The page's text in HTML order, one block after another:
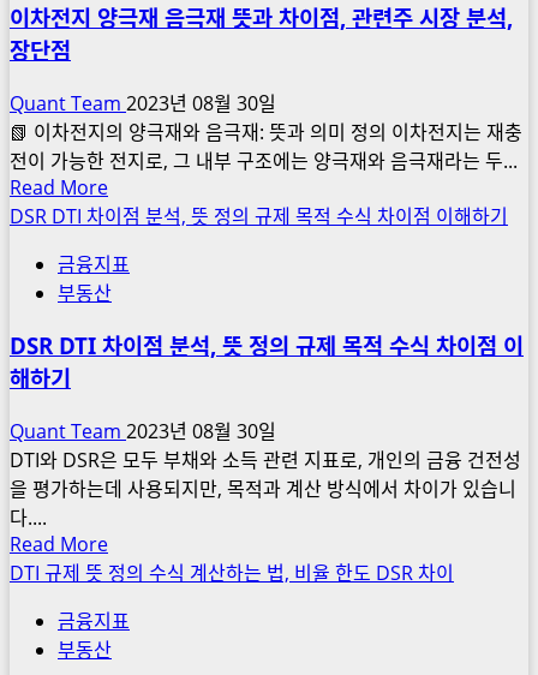
낮
유
및
감
소
추
이
분
한
제
와
출
율
상
관
계
이차전지 양극재 음극재 뜻과 차이점, 관련주 시장 분석,
장단점
Quant Team 2023년 08월 30일
📗 이차전지의 양극재와 음극재: 뜻과 의미 정의 이차전지는 재충
전이 가능한 전지로, 그 내부 구조에는 양극재와 음극재라는 두...
Read MoreRead
more
이
차
지
재
음
극
뜻
과
차
이
DSR DTI 차이점 분석, 뜻 정의 규제 목적 수식 차이점 이해하기
금융지표
부동산
DSR DTI 차이점 분석, 뜻 정의 규제 목적 수식 차이점 이
해하기
Quant Team 2023년 08월 30일
DTI와 DSR은 모두 부채와 소득 관련 지표로, 개인의 금융 건전성
을 평가하는데 사용되지만, 목적과 계산 방식에서 차이가 있습니
다....
Read MoreRead
more
DSR
DTI
DTI 규제 뜻 정의 수식 계산하는 법, 비율 한도 DSR 차이
금융지표
부동산